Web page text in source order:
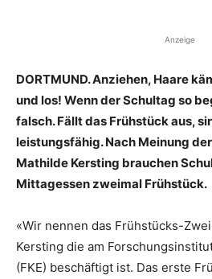
Anzeige
DORTMUND. Anziehen, Haare
und los! Wenn der Schultag so
falsch. Fällt das Frühstück aus,
leistungsfähig. Nach Meinung
Mathilde Kersting brauchen
Mittagessen zweimal Frühstück.
«Wir nennen das Frühstücks-
Kersting die am
(FKE) beschäftigt ist. Das erste